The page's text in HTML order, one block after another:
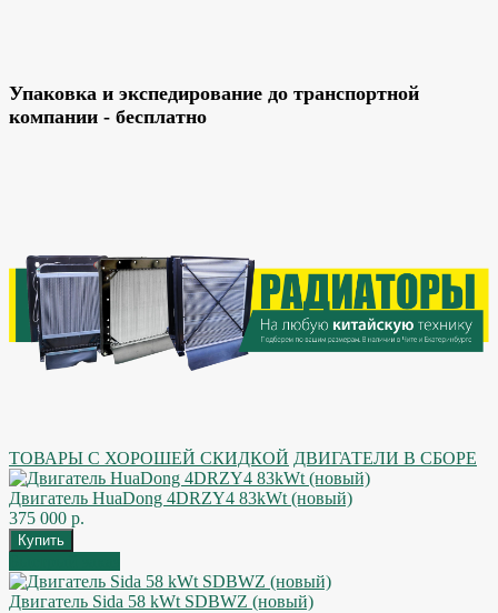
Упаковка и экспедирование до транспортной
компании - бесплатно
ТОВАРЫ С ХОРОШЕЙ СКИДКОЙ ДВИГАТЕЛИ В СБОРЕ
Двигатель HuaDong 4DRZY4 83kWt (новый)
375 000 р.
Двигатель Sida 58 kWt SDBWZ (новый)